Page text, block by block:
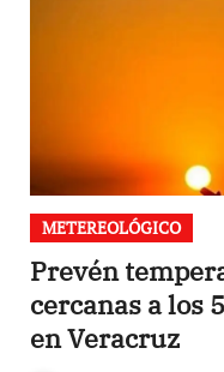
METEREOLÓGICO
Prevén
cercanas a los
en Veracruz